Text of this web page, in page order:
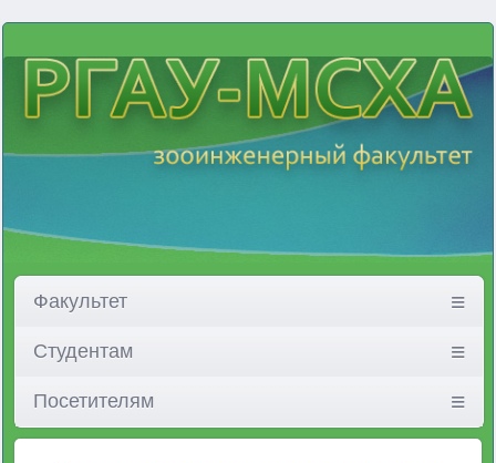
Факультет
Студентам
Посетителям